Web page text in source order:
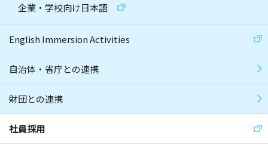
企業・学校向け日本語
English Immersion Activities
自治体・省庁との連携
財団との連携
社員採用